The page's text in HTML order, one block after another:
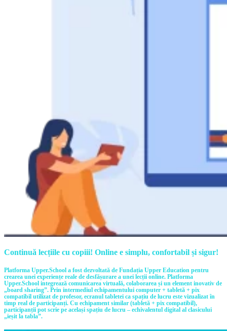
Continuă lecțiile cu copiii! Online e simplu, confortabil și sigur!
Platforma Upper.School a fost dezvoltată de Fundația Upper Education pentru
crearea unei experiențe reale de desfășurare a unei lecții online. Platforma
Upper.School integrează comunicarea virtuală, colaborarea și un element inovativ de
„board sharing”. Prin intermediul echipamentului computer + tabletă + pix
compatibil utilizat de profesor, ecranul tabletei ca spațiu de lucru este vizualizat în
timp real de participanți. Cu echipament similar (tabletă + pix compatibil),
participanții pot scrie pe același spațiu de lucru – echivalentul digital al clasicului
„ieșit la tabla”.